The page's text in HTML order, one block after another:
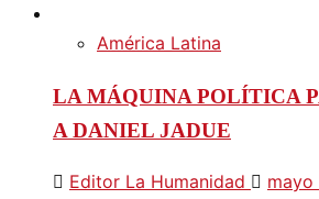
América Latina
LA MÁQUINA POLÍTICA
A DANIEL JADUE
Editor La Humanidad